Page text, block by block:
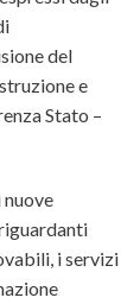
del
e
Stato –
i servizi